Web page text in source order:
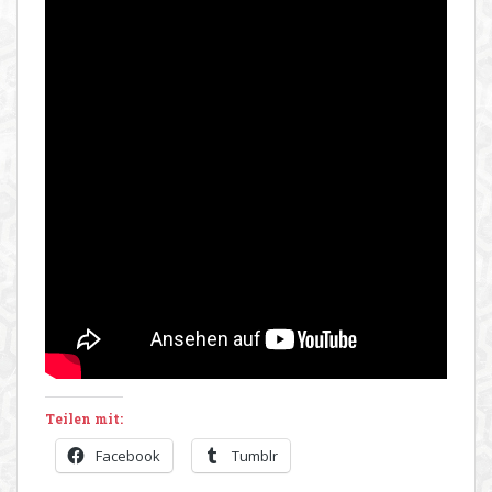
Teilen mit:
Facebook Tumblr